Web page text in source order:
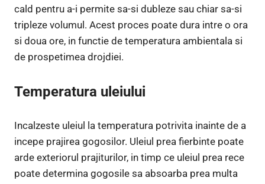
cald pentru a-i permite sa-si dubleze sau chiar sa-si
tripleze volumul. Acest proces poate dura intre o ora
si doua ore, in functie de temperatura ambientala si
de prospetimea drojdiei.
Temperatura uleiului
Incalzeste uleiul la temperatura potrivita inainte de a
incepe prajirea gogosilor. Uleiul prea fierbinte poate
arde exteriorul prajiturilor, in timp ce uleiul prea rece
poate determina gogosile sa absoarba prea multa